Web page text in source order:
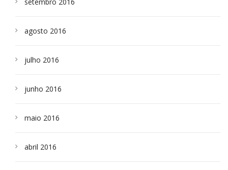
agosto 2016
julho 2016
junho 2016
maio 2016
abril 2016